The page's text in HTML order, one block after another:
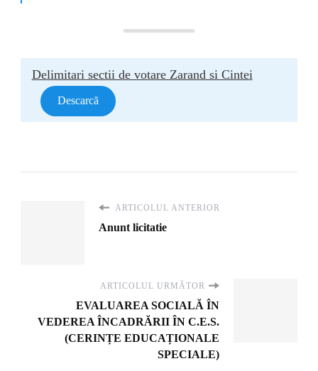
Delimitari sectii de votare Zarand si Cintei
Descarcă
ARTICOLUL ANTERIOR
Anunt licitatie
ARTICOLUL URMĂTOR
EVALUAREA SOCIALĂ ÎN
VEDEREA ÎNCADRĂRII ÎN C.E.S.
(CERINȚE EDUCAȚIONALE
SPECIALE)